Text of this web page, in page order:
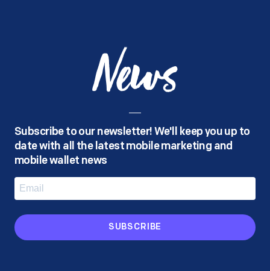
News
Subscribe to our newsletter! We'll keep you up to
date with all the latest mobile marketing and
mobile wallet news
SUBSCRIBE